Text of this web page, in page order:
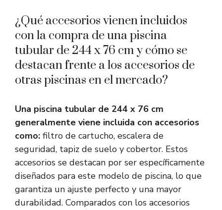
¿Qué accesorios vienen incluidos
con la compra de una piscina
tubular de 244 x 76 cm y cómo se
destacan frente a los accesorios de
otras piscinas en el mercado?
Una piscina tubular de 244 x 76 cm
generalmente viene incluida con accesorios
como: filtro de cartucho, escalera de
seguridad, tapiz de suelo y cobertor. Estos
accesorios se destacan por ser específicamente
diseñados para este modelo de piscina, lo que
garantiza un ajuste perfecto y una mayor
durabilidad. Comparados con los accesorios